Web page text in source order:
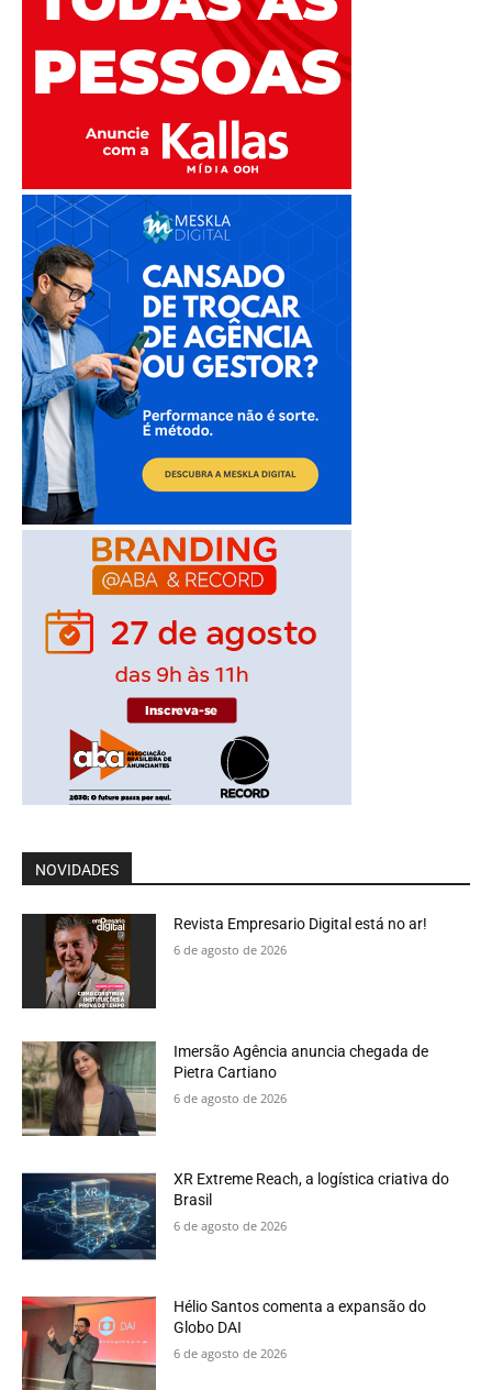
NOVIDADES
Revista Empresario Digital está no ar!
6 de agosto de 2026
Imersão Agência anuncia chegada de
Pietra Cartiano
6 de agosto de 2026
XR Extreme Reach, a logística criativa do
Brasil
6 de agosto de 2026
Hélio Santos comenta a expansão do
Globo DAI
6 de agosto de 2026